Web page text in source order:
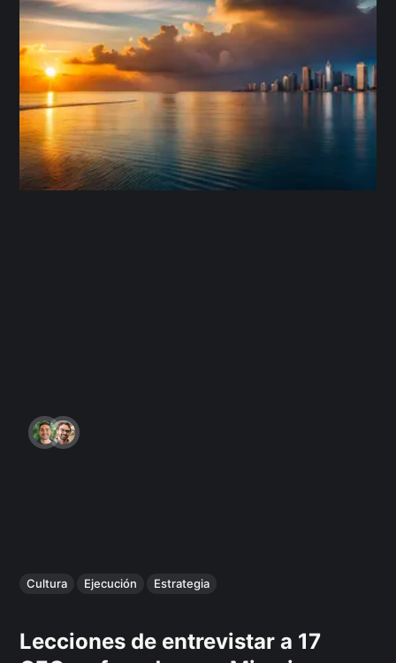
Cultura Ejecución Estrategia
Lecciones de entrevistar a 17